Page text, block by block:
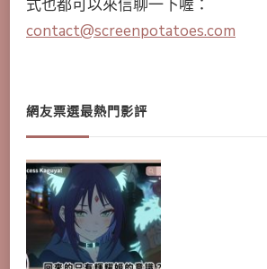
式也都可以來信聊一下喔：
contact@screenpotatoes.com
網友票選最熱門影評